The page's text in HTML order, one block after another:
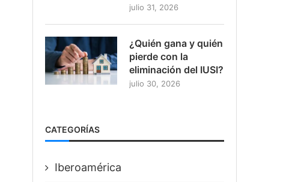
julio 31, 2026
¿Quién gana y quién
pierde con la
eliminación del IUSI?
julio 30, 2026
CATEGORÍAS
Iberoamérica